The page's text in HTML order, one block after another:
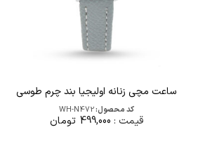
ساعت مچی زنانه اولیجیا بند چرم طوسی
کد محصول:WH-N472
قیمت : 499,000 تومان